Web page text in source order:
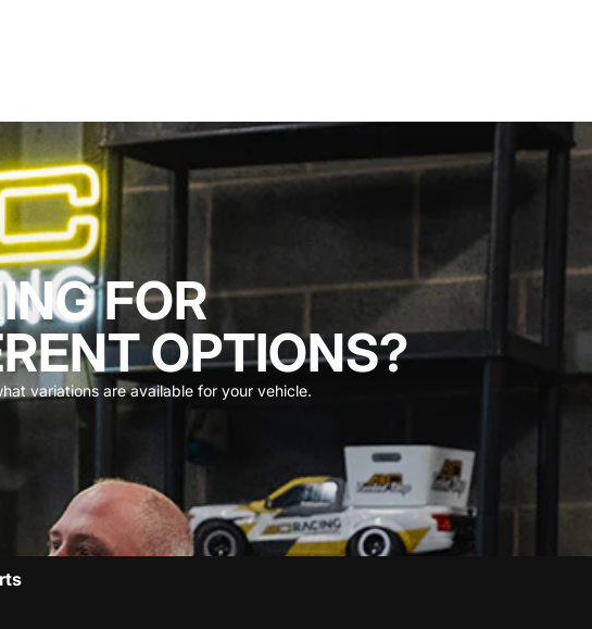
FOR
OPTIONS?
variations are available for your vehicle.